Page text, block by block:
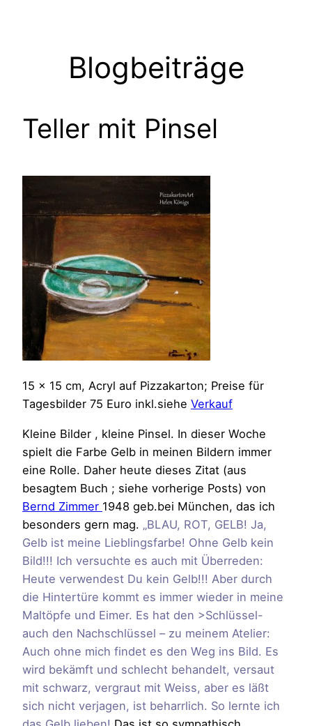
Blogbeiträge
Teller mit Pinsel
15 x 15 cm, Acryl auf Pizzakarton; Preise für
Tagesbilder 75 Euro inkl.siehe Verkauf
Kleine Bilder , kleine Pinsel. In dieser Woche
spielt die Farbe Gelb in meinen Bildern immer
eine Rolle. Daher heute dieses Zitat (aus
besagtem Buch ; siehe vorherige Posts) von
Bernd Zimmer 1948 geb.bei München, das ich
besonders gern mag. „BLAU, ROT, GELB! Ja,
Gelb ist meine Lieblingsfarbe! Ohne Gelb kein
Bild!!! Ich versuchte es auch mit Überreden:
Heute verwendest Du kein Gelb!!! Aber durch
die Hintertüre kommt es immer wieder in meine
Maltöpfe und Eimer. Es hat den >Schlüssel-
auch den Nachschlüssel – zu meinem Atelier:
Auch ohne mich findet es den Weg ins Bild. Es
wird bekämft und schlecht behandelt, versaut
mit schwarz, vergraut mit Weiss, aber es läßt
sich nicht verjagen, ist beharrlich. So lernte ich